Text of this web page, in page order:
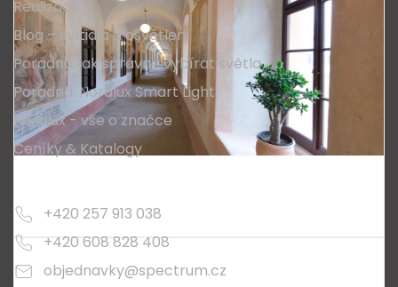
Realizace
Blog – svítidla a osvětlení
Poradna: jak správně vybírat světla
Poradna: Nordlux Smart Light
Nordlux - vše o značce
Ceníky & Katalogy
+420 257 913 038
+420 608 828 408
objednavky@spectrum.cz